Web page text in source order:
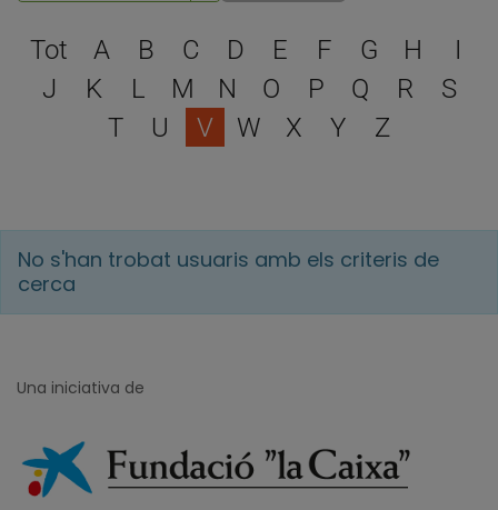
Escull una lletra per filtrar
Tot A B C D E F G H
I
J
K L M N O P Q R
S
T
U V W X Y Z
No s'han trobat usuaris amb els criteris de
cerca
Una iniciativa de